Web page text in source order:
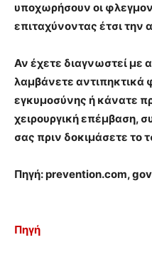
υποχωρήσουν οι
επιταχύνοντας έτσι την
Αν έχετε διαγνωστεί με
λαμβάνετε αντιπηκτικά
εγκυμοσύνης ή κάνατε
χειρουργική επέμβαση,
σας πριν δοκιμάσετε το
Πηγή: prevention.com,
Πηγή